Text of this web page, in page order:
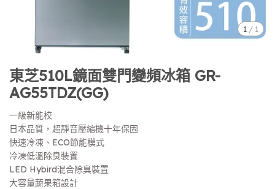
1 / 1
東芝510L鏡面雙門變頻冰箱 GR-
AG55TDZ(GG)
一級新能校
日本品質，超靜音壓縮機十年保固
快速冷凍、ECO節能模式
冷凍低溫除臭裝置
LED Hybird混合除臭裝置
大容量蔬果箱設計